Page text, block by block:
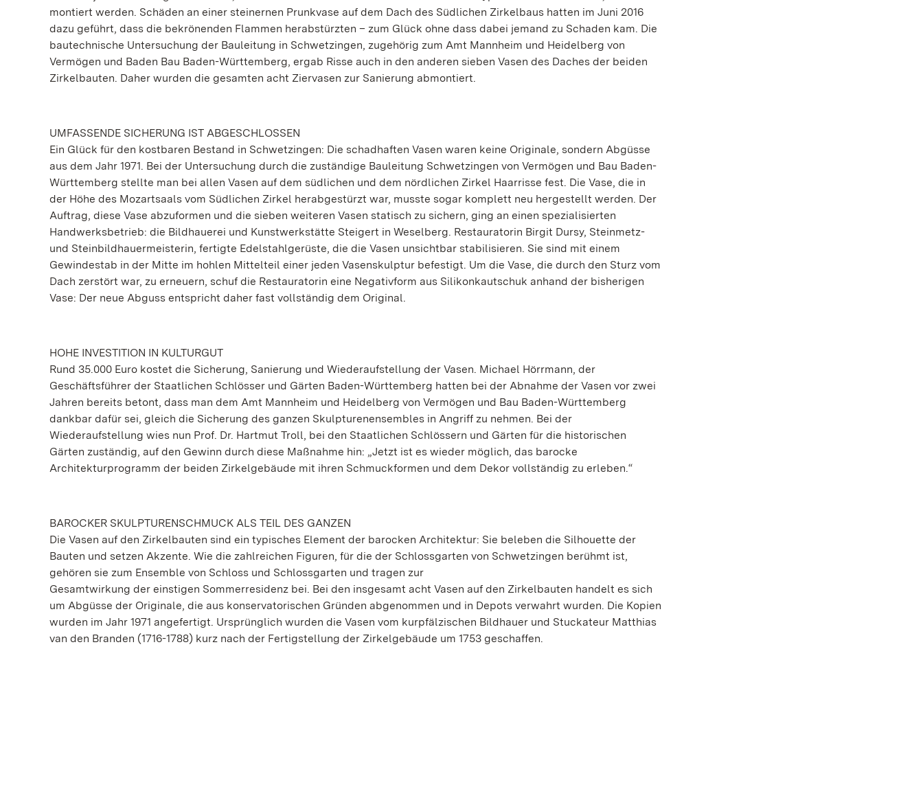
montiert werden. Schäden an einer steinernen Prunkvase auf dem Dach des Südlichen Zirkelbaus hatten im Juni 2016
dazu geführt, dass die bekrönenden Flammen herabstürzten – zum Glück ohne dass dabei jemand zu Schaden kam. Die
bautechnische Untersuchung der Bauleitung in Schwetzingen, zugehörig zum Amt Mannheim und Heidelberg von
Vermögen und Baden Bau Baden-Württemberg, ergab Risse auch in den anderen sieben Vasen des Daches der beiden
Zirkelbauten. Daher wurden die gesamten acht Ziervasen zur Sanierung abmontiert.
UMFASSENDE SICHERUNG IST ABGESCHLOSSEN
Ein Glück für den kostbaren Bestand in Schwetzingen: Die schadhaften Vasen waren keine Originale, sondern Abgüsse
aus dem Jahr 1971. Bei der Untersuchung durch die zuständige Bauleitung Schwetzingen von Vermögen und Bau Baden-
Württemberg stellte man bei allen Vasen auf dem südlichen und dem nördlichen Zirkel Haarrisse fest. Die Vase, die in
der Höhe des Mozartsaals vom Südlichen Zirkel herabgestürzt war, musste sogar komplett neu hergestellt werden. Der
Auftrag, diese Vase abzuformen und die sieben weiteren Vasen statisch zu sichern, ging an einen spezialisierten
Handwerksbetrieb: die Bildhauerei und Kunstwerkstätte Steigert in Weselberg. Restauratorin Birgit Dursy, Steinmetz-
und Steinbildhauermeisterin, fertigte Edelstahlgerüste, die die Vasen unsichtbar stabilisieren. Sie sind mit einem
Gewindestab in der Mitte im hohlen Mittelteil einer jeden Vasenskulptur befestigt. Um die Vase, die durch den Sturz vom
Dach zerstört war, zu erneuern, schuf die Restauratorin eine Negativform aus Silikonkautschuk anhand der bisherigen
Vase: Der neue Abguss entspricht daher fast vollständig dem Original.
HOHE INVESTITION IN KULTURGUT
Rund 35.000 Euro kostet die Sicherung, Sanierung und Wiederaufstellung der Vasen. Michael Hörrmann, der
Geschäftsführer der Staatlichen Schlösser und Gärten Baden-Württemberg hatten bei der Abnahme der Vasen vor zwei
Jahren bereits betont, dass man dem Amt Mannheim und Heidelberg von Vermögen und Bau Baden-Württemberg
dankbar dafür sei, gleich die Sicherung des ganzen Skulpturenensembles in Angriff zu nehmen. Bei der
Wiederaufstellung wies nun Prof. Dr. Hartmut Troll, bei den Staatlichen Schlössern und Gärten für die historischen
Gärten zuständig, auf den Gewinn durch diese Maßnahme hin: „Jetzt ist es wieder möglich, das barocke
Architekturprogramm der beiden Zirkelgebäude mit ihren Schmuckformen und dem Dekor vollständig zu erleben.“
BAROCKER SKULPTURENSCHMUCK ALS TEIL DES GANZEN
Die Vasen auf den Zirkelbauten sind ein typisches Element der barocken Architektur: Sie beleben die Silhouette der
Bauten und setzen Akzente. Wie die zahlreichen Figuren, für die der Schlossgarten von Schwetzingen berühmt ist,
gehören sie zum Ensemble von Schloss und Schlossgarten und tragen zur
Gesamtwirkung der einstigen Sommerresidenz bei. Bei den insgesamt acht Vasen auf den Zirkelbauten handelt es sich
um Abgüsse der Originale, die aus konservatorischen Gründen abgenommen und in Depots verwahrt wurden. Die Kopien
wurden im Jahr 1971 angefertigt. Ursprünglich wurden die Vasen vom kurpfälzischen Bildhauer und Stuckateur Matthias
van den Branden (1716-1788) kurz nach der Fertigstellung der Zirkelgebäude um 1753 geschaffen.